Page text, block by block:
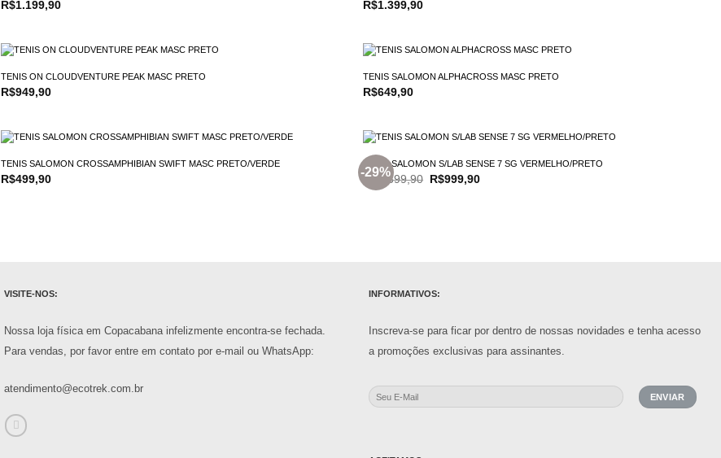
R$1.199,90 R$1.399,90
TENIS ON CLOUDVENTURE PEAK MASC PRETO
R$949,90
TENIS SALOMON ALPHACROSS MASC PRETO
R$649,90
TENIS SALOMON CROSSAMPHIBIAN SWIFT MASC PRETO/VERDE
R$499,90
-29%
TENIS SALOMON S/LAB SENSE 7 SG VERMELHO/PRETO
R$1.399,90 O
R$999,90O
VISITE-NOS:
Nossa loja física em Copacabana infelizmente encontra-se fechada.
Para vendas, por favor entre em contato por e-mail ou WhatsApp:
atendimento@ecotrek.com.br
INFORMATIVOS:
Inscreva-se para ficar por dentro de nossas novidades e tenha acesso
a promoções exclusivas para assinantes.